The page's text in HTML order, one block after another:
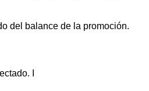
del balance de la promoción.
I